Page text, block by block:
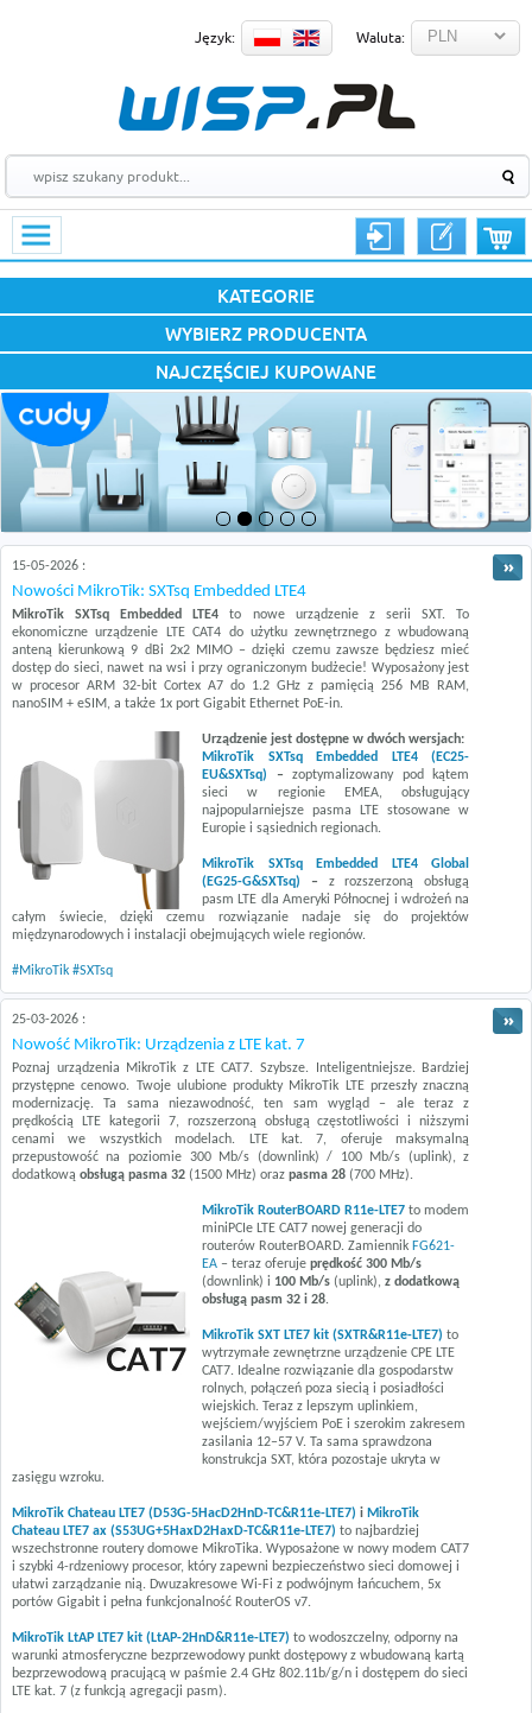
Język: Waluta:
KATEGORIE
WYBIERZ PRODUCENTA
NAJCZĘŚCIEJ KUPOWANE
15-05-2026 :
Nowości MikroTik: SXTsq Embedded LTE4
MikroTik SXTsq Embedded LTE4 to nowe urządzenie z serii SXT. To
ekonomiczne urządzenie LTE CAT4 do użytku zewnętrznego z wbudowaną
anteną kierunkową 9 dBi 2x2 MIMO – dzięki czemu zawsze będziesz mieć
dostęp do sieci, nawet na wsi i przy ograniczonym budżecie! Wyposażony jest
w procesor ARM 32-bit Cortex A7 do 1.2 GHz z pamięcią 256 MB RAM,
nanoSIM + eSIM, a także 1x port Gigabit Ethernet PoE-in.
Urządzenie jest dostępne w dwóch wersjach:
MikroTik SXTsq Embedded LTE4 (EC25-
EU&SXTsq) – zoptymalizowany pod kątem
sieci w regionie EMEA, obsługujący
najpopularniejsze pasma LTE stosowane w
Europie i sąsiednich regionach.
MikroTik SXTsq Embedded LTE4 Global
(EG25-G&SXTsq)
– z rozszerzoną obsługą
pasm LTE dla Ameryki Północnej i wdrożeń na
całym świecie, dzięki czemu rozwiązanie nadaje się do projektów
międzynarodowych i instalacji obejmujących wiele regionów.
#MikroTik #SXTsq
25-03-2026 :
Nowość MikroTik: Urządzenia z LTE kat. 7
Poznaj urządzenia MikroTik z LTE CAT7. Szybsze. Inteligentniejsze. Bardziej
przystępne cenowo. Twoje ulubione produkty MikroTik LTE przeszły znaczną
modernizację. Ta sama niezawodność, ten sam wygląd – ale teraz z
prędkością LTE kategorii 7, rozszerzoną obsługą częstotliwości i niższymi
cenami we wszystkich modelach. LTE kat. 7, oferuje maksymalną
przepustowość na poziomie 300 Mb/s (downlink) / 100 Mb/s (uplink), z
dodatkową obsługą pasma 32(1500 MHz) oraz pasma 28(700 MHz).
MikroTik RouterBOARD R11e-LTE7 to modem
miniPCIe LTE CAT7 nowej generacji do
routerów RouterBOARD. Zamiennik FG621-
EA– teraz oferuje prędkość 300 Mb/s
(downlink) i 100 Mb/s(uplink), z dodatkową
obsługą pasm 32 i 28.
MikroTik SXT LTE7 kit (SXTR&R11e-LTE7) to
wytrzymałe zewnętrzne urządzenie CPE LTE
CAT7. Idealne rozwiązanie dla gospodarstw
rolnych, połączeń poza siecią i posiadłości
wiejskich. Teraz z lepszym uplinkiem,
wejściem/wyjściem PoE i szerokim zakresem
zasilania 12–57 V. Ta sama sprawdzona
konstrukcja SXT, która pozostaje ukryta w
zasięgu wzroku.
MikroTik Chateau LTE7 (D53G-5HacD2HnD-TC&R11e-LTE7) i MikroTik
Chateau LTE7 ax (S53UG+5HaxD2HaxD-TC&R11e-LTE7) to najbardziej
wszechstronne routery domowe MikroTika. Wyposażone w nowy modem CAT7
i szybki 4-rdzeniowy procesor, który zapewni bezpieczeństwo sieci domowej i
ułatwi zarządzanie nią. Dwuzakresowe Wi-Fi z podwójnym łańcuchem, 5x
portów Gigabit i pełna funkcjonalność RouterOS v7.
MikroTik LtAP LTE7 kit (LtAP-2HnD&R11e-LTE7) to wodoszczelny, odporny na
warunki atmosferyczne bezprzewodowy punkt dostępowy z wbudowaną kartą
bezprzewodową pracującą w paśmie 2.4 GHz 802.11b/g/n i dostępem do sieci
LTE kat. 7 (z funkcją agregacji pasm).